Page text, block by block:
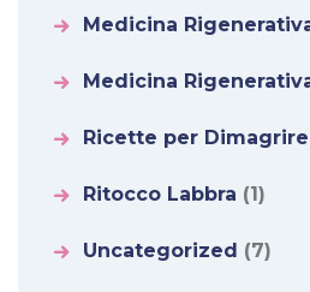
Medicina
Medicina
Ricette per Dimagrire
Ritocco Labbra (1)
Uncategorized (7)